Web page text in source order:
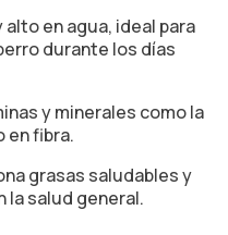
alto en agua, ideal para
durante los días
y minerales como la
en fibra.
grasas saludables y
la salud general.